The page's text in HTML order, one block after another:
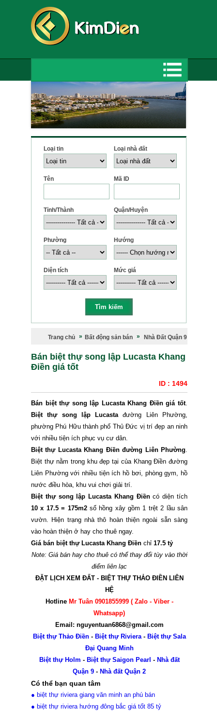
Loại tin Loại nhà đất
Tên Mã ID
Tỉnh/Thành Quận/Huyện
Phường Hướng
Diện tích Mức giá
Trang chủ Bất động sản bán Nhà Đất Quận 9
Bán biệt thự song lập Lucasta Khang
Điền giá tốt
ID : 1494
Bán biệt thự song lập Lucasta Khang Điền giá tốt.
Biệt thự song lập Lucastađường Liên Phường,
phường Phú Hữu thành phố Thủ Đức vị trí đẹp an ninh
với nhiều tiện ích phục vụ cư dân.
Biệt thự Lucasta Khang Điền đường Liên Phường.
Biệt thự nằm trong khu đẹp tại của Khang Điền đường
Liên Phường với nhiều tiện ích hồ bơi, phòng gym, hồ
nước điều hòa, khu vui chơi giải trí.
Biệt thự song lập Lucasta Khang Điềncó diện tích
10 x 17.5 = 175m2sổ hồng xây gồm 1 trệt 2 lầu sân
vườn. Hiện trạng nhà thô hoàn thiện ngoài sẵn sàng
vào hoàn thiện ở hay cho thuê ngay.
Giá bán biệt thự Lucasta Khang Điền chỉ 17.5 tỷ
Note: Giá bán hay cho thuê có thể thay đổi tùy vào thời
điểm liên lạc
ĐẶT LỊCH XEM ĐẤT - BIỆT THỰ THẢO ĐIỀN LIÊN
HỆ
Hotline Mr Tuân 0901855999 ( Zalo - Viber -
Whatsapp)
Email: nguyentuan6868@gmail.com
Biệt thự Thảo Điền- Biệt thự Riviera- Biệt thự Sala
Đại Quang Minh
Biệt thự Holm - Biệt thự Saigon Pearl - Nhà đất
Quận 9 - Nhà đất Quận 2
Có thể bạn quan tâm
● biệt thự riviera giang văn minh an phú bán
● biệt thự riviera hướng đông bắc giá tốt 85 tỷ